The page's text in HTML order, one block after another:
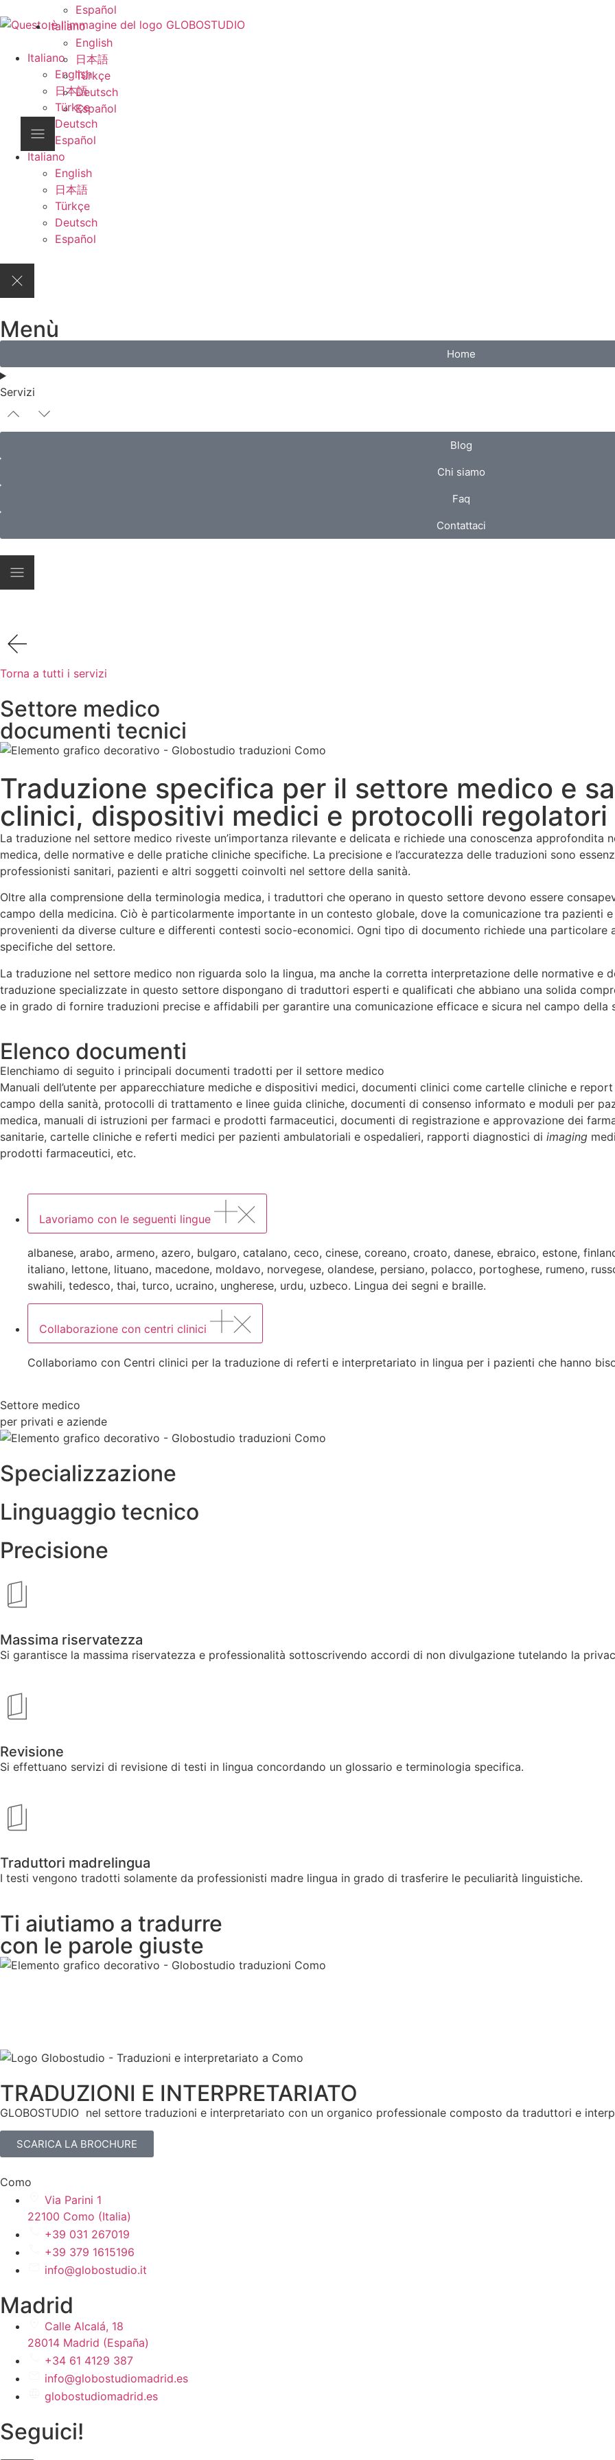
Italiano
English
日本語
Türkçe
Deutsch
Español
Italiano
English
日本語
Türkçe
Deutsch
Español
Menù
Home
Servizi
Blog
Chi siamo
Faq
Contattaci
Español
Italiano
English
日本語
Türkçe
Deutsch
Español
Torna a tutti i servizi
Settore medico
documenti tecnici
Traduzione specifica per il settore medico e
clinici, dispositivi medici e protocolli regolatori
La traduzione nel settore medico riveste un’importanza rilevante e delicata e richiede una conoscenza approfondita
medica, delle normative e delle pratiche cliniche specifiche. La precisione e l’accuratezza delle traduzioni sono
professionisti sanitari, pazienti e altri soggetti coinvolti nel settore della sanità.
Oltre alla comprensione della terminologia medica, i traduttori che operano in questo settore devono essere
campo della medicina. Ciò è particolarmente importante in un contesto globale, dove la comunicazione tra pazienti
provenienti da diverse culture e differenti contesti socio-economici. Ogni tipo di documento richiede una
specifiche del settore.
La traduzione nel settore medico non riguarda solo la lingua, ma anche la corretta interpretazione delle normative e
traduzione specializzate in questo settore dispongano di traduttori esperti e qualificati che abbiano una solida
e in grado di fornire traduzioni precise e affidabili per garantire una comunicazione efficace e sicura nel campo della
Elenco documenti
Elenchiamo di seguito i principali documenti tradotti per il settore medico
Manuali dell’utente per apparecchiature mediche e dispositivi medici, documenti clinici come cartelle cliniche e
campo della sanità, protocolli di trattamento e linee guida cliniche, documenti di consenso informato e moduli per
medica, manuali di istruzioni per farmaci e prodotti farmaceutici, documenti di registrazione e approvazione dei
sanitarie, cartelle cliniche e referti medici per pazienti ambulatoriali e ospedalieri, rapporti diagnostici di imaging
prodotti farmaceutici, etc.
Lavoriamo con le seguenti lingue
albanese, arabo, armeno, azero, bulgaro, catalano, ceco, cinese, coreano, croato, danese, ebraico, estone,
italiano, lettone, lituano, macedone, moldavo, norvegese, olandese, persiano, polacco, portoghese, rumeno,
swahili, tedesco, thai, turco, ucraino, ungherese, urdu, uzbeco. Lingua dei segni e braille.
Collaborazione con centri clinici
Collaboriamo con Centri clinici per la traduzione di referti e interpretariato in lingua per i pazienti che hanno
Settore medico
per privati e aziende
Specializzazione
Linguaggio tecnico
Precisione
Massima riservatezza
Si garantisce la massima riservatezza e professionalità sottoscrivendo accordi di non divulgazione tutelando la
Revisione
Si effettuano servizi di revisione di testi in lingua concordando un glossario e terminologia specifica.
Traduttori madrelingua
I testi vengono tradotti solamente da professionisti madre lingua in grado di trasferire le peculiarità linguistiche.
Ti aiutiamo a tradurre
con le parole giuste
TRADUZIONI E INTERPRETARIATO
GLOBOSTUDIO nel settore traduzioni e interpretariato con un organico professionale composto da traduttori e
SCARICA LA BROCHURE
Como
Via Parini 1
22100 Como (Italia)
+39 031 267019
+39 379 1615196
info@globostudio.it
Madrid
Calle Alcalá, 18
28014 Madrid (España)
+34 61 4129 387
info@globostudiomadrid.es
globostudiomadrid.es
Seguici!